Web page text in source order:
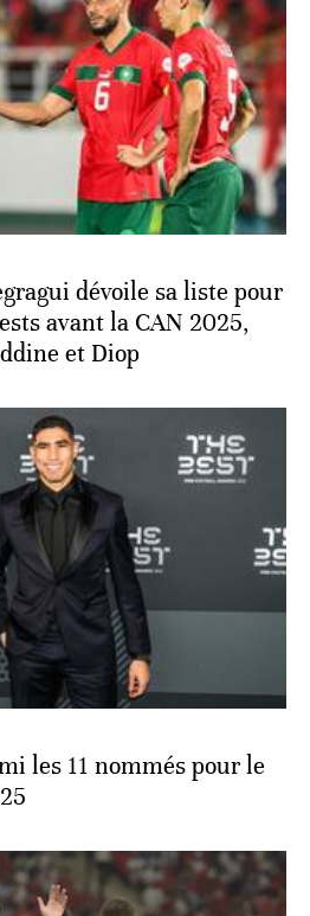
dévoile sa liste pour
avant la CAN 2025,
et Diop
les 11 nommés pour le